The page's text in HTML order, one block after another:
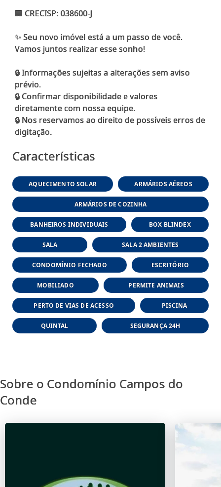
🏢 CRECISP: 038600-J
✨ Seu novo imóvel está a um passo de você.
Vamos juntos realizar esse sonho!
🔒 Informações sujeitas a alterações sem aviso
prévio.
🔒 Confirmar disponibilidade e valores
diretamente com nossa equipe.
🔒 Nos reservamos ao direito de possíveis erros de
Características
AQUECIMENTO SOLAR ARMÁRIOS AÉREOS
ARMÁRIOS DE COZINHA
BANHEIROS INDIVIDUAIS BOX BLINDEX
SALA SALA 2 AMBIENTES
CONDOMÍNIO FECHADO ESCRITÓRIO
MOBILIADO PERMITE ANIMAIS
PERTO DE VIAS DE ACESSO PISCINA
QUINTAL SEGURANÇA 24H
Sobre o Condomínio Campos do
Conde